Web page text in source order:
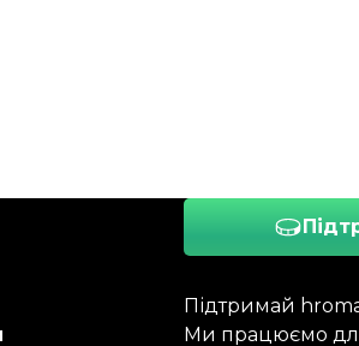
Підтримай
Ми працюємо